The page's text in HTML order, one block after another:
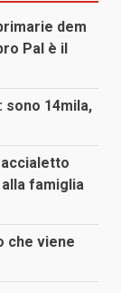
dem
Pal è il
sono 14mila,
famiglia
che viene